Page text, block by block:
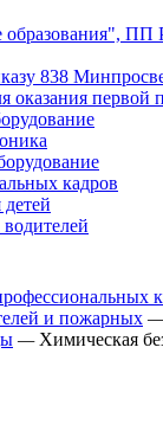
образования",
838
оказания первой
кадров
и пожарных —
— Химическая